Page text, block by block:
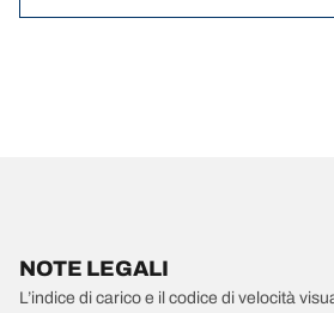
NOTE LEGALI
L’indice di carico e il codice di velocità